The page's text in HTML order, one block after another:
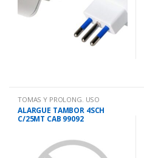
TOMAS Y PROLONG. USO
DOMESTICO
ALARGUE TAMBOR 4SCH
C/25MT CAB 99092